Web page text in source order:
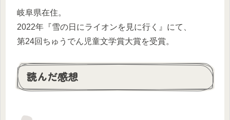
岐阜県在住。
2022年『雪の日にライオンを見に行く』にて、
第24回ちゅうでん児童文学賞大賞を受賞。
読んだ感想